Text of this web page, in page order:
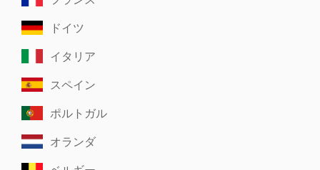
ドイツ
イタリア
スペイン
ポルトガル
オランダ